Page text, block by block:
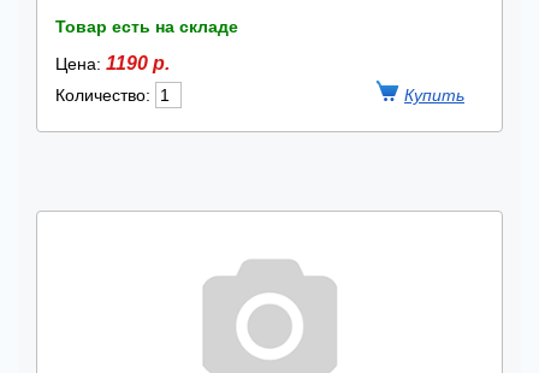
Товар есть на складе
Цена: 1190 р.
Количество: